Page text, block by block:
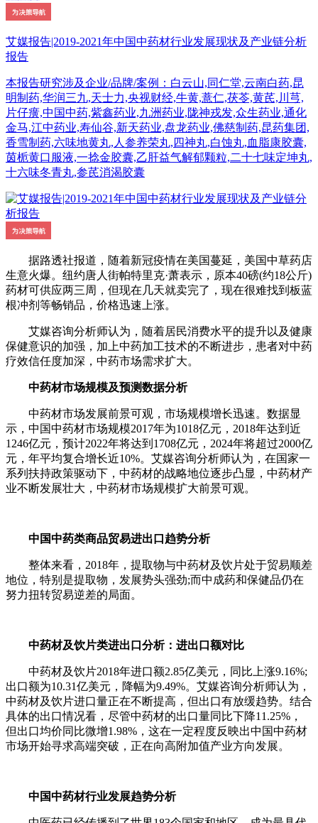
艾媒报告|2019-2021年中国中药材行业发展现状及产业链分析
报告
本报告研究涉及企业/品牌/案例：白云山,同仁堂,云南白药,昆
明制药,华润三九,天士力,央视财经,牛黄,薏仁,茯苓,黄芪,川芎,
片仔癀,中国中药,紫鑫药业,九洲药业,陇神戎发,众生药业,通化
金马,江中药业,寿仙谷,新天药业,盘龙药业,佛慈制药,昆药集团,
香雪制药,六味地黄丸,人参养荣丸,四神丸,白蚀丸,血脂康胶囊,
茵栀黄口服液,一捻金胶囊,乙肝益气解郁颗粒,二十七味定坤丸,
十六味冬青丸,参芪消渴胶囊
据路透社报道，随着新冠疫情在美国蔓延，美国中草药店
生意火爆。纽约唐人街帕特里克·萧表示，原本40磅(约18公斤)
药材可供应两三周，但现在几天就卖完了，现在很难找到板蓝
根冲剂等畅销品，价格迅速上涨。
艾媒咨询分析师认为，随着居民消费水平的提升以及健康
保健意识的加强，加上中药加工技术的不断进步，患者对中药
疗效信任度加深，中药市场需求扩大。
中药材市场规模及预测数据分析
中药材市场发展前景可观，市场规模增长迅速。数据显
示，中国中药材市场规模2017年为1018亿元，2018年达到近
1246亿元，预计2022年将达到1708亿元，2024年将超过2000亿
元，年平均复合增长近10%。艾媒咨询分析师认为，在国家一
系列扶持政策驱动下，中药材的战略地位逐步凸显，中药材产
业不断发展壮大，中药材市场规模扩大前景可观。
中国中药类商品贸易进出口趋势分析
整体来看，2018年，提取物与中药材及饮片处于贸易顺差
地位，特别是提取物，发展势头强劲;而中成药和保健品仍在
努力扭转贸易逆差的局面。
中药材及饮片类进出口分析：进出口额对比
中药材及饮片2018年进口额2.85亿美元，同比上涨9.16%;
出口额为10.31亿美元，降幅为9.49%。艾媒咨询分析师认为，
中药材及饮片进口量正在不断提高，但出口有放缓趋势。结合
具体的出口情况看，尽管中药材的出口量同比下降11.25%，
但出口均价同比微增1.98%，这在一定程度反映出中国中药材
市场开始寻求高端突破，正在向高附加值产业方向发展。
中国中药材行业发展趋势分析